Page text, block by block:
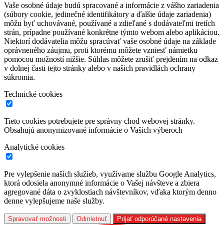
Vaše osobné údaje budú spracované a informácie z vášho zariadenia
(súbory cookie, jedinečné identifikátory a ďalšie údaje zariadenia)
môžu byť uchovávané, používané a zdieľané s dodávateľmi tretích
strán, prípadne používané konkrétne týmto webom alebo aplikáciou.
Niektorí dodávatelia môžu spracúvať vaše osobné údaje na základe
oprávneného záujmu, proti ktorému môžete vzniesť námietku
pomocou možností nižšie. Súhlas môžete zrušiť prejdením na odkaz
v dolnej časti tejto stránky alebo v našich pravidlách ochrany
súkromia.
Technické cookies
Tieto cookies potrebujete pre správny chod webovej stránky.
Obsahujú anonymizované informácie o Vaších výberoch
Analytické cookies
Pre vylepšenie naších služieb, využívame službu Google Analytics,
ktorá odosiela anonymné informácie o Vašej návšteve a zbiera
agregované dáta o zvyklostiach návštevníkov, vďaka ktorým denno
denne vylepšujeme naše služby.
Spravovať možnosti Odmietnuť Prijať odporúčané nastavenia